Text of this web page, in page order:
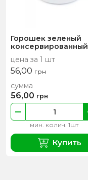
Горошек зеленый
консервированный
цена за 1 шт
56,00 грн
мин. колич. 1шт
сумма
56,00 грн
Купить